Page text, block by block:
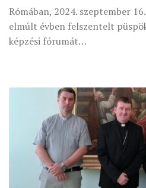
ZSINATI HÍREK-ÚJSÁG
KISKORÚAK VÉDELME
Rómában, 2024. szeptember
elmúlt évben felszentelt
képzési fórumát…